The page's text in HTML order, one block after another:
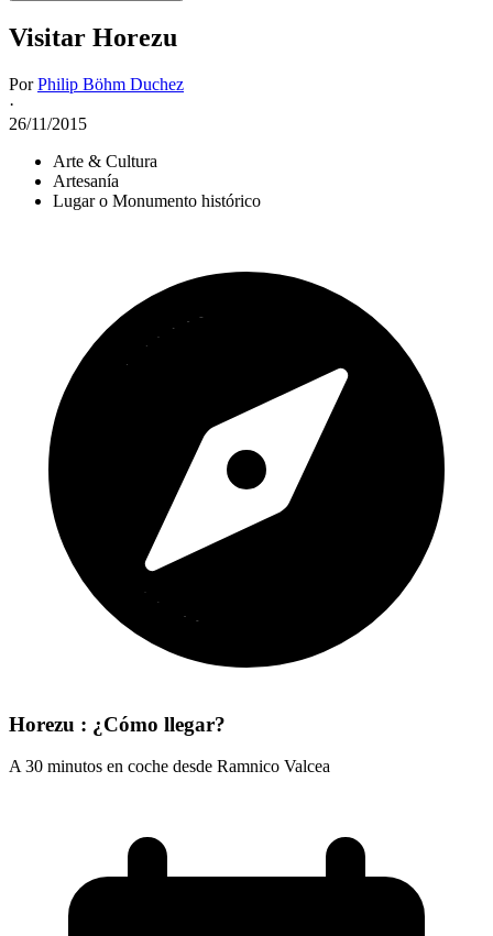
Visitar Horezu
PorPhilip Böhm Duchez
·
26/11/2015
Arte & Cultura
Artesanía
Lugar o Monumento histórico
Horezu : ¿Cómo llegar?
A 30 minutos en coche desde Ramnico Valcea